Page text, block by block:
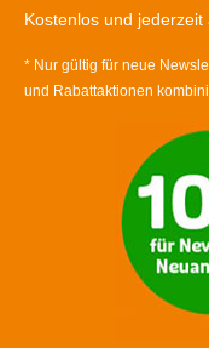
Kostenlos und jederzeit
* Nur gültig für neue
und Rabattaktionen